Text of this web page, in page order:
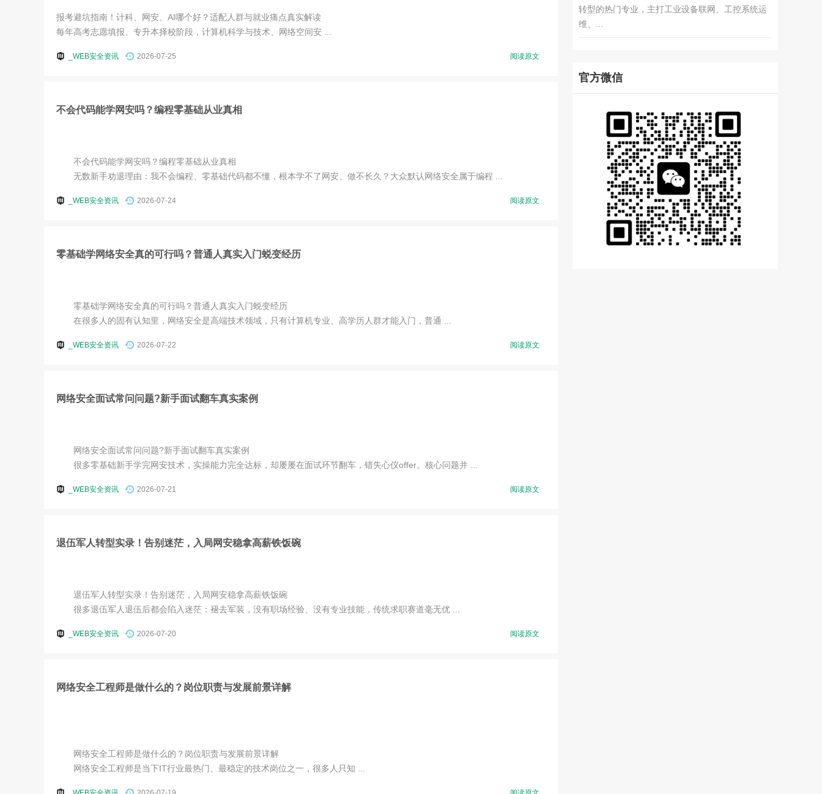
报考避坑指南！计科、网安、AI哪个好？适配人群与就业痛点真实解读
每年高考志愿填报、专升本择校阶段，计算机科学与技术、网络空间安 ...
_WEB安全资讯 2026-07-25 阅读原文
不会代码能学网安吗？编程零基础从业真相
不会代码能学网安吗？编程零基础从业真相
无数新手劝退理由：我不会编程、零基础代码都不懂，根本学不了网安、做不长久？大众默认网络安全属于编程 ...
_WEB安全资讯 2026-07-24 阅读原文
零基础学网络安全真的可行吗？普通人真实入门蜕变经历
零基础学网络安全真的可行吗？普通人真实入门蜕变经历
在很多人的固有认知里，网络安全是高端技术领域，只有计算机专业、高学历人群才能入门，普通 ...
_WEB安全资讯 2026-07-22 阅读原文
网络安全面试常问问题?新手面试翻车真实案例
网络安全面试常问问题?新手面试翻车真实案例
很多零基础新手学完网安技术，实操能力完全达标，却屡屡在面试环节翻车，错失心仪offer。核心问题并 ...
_WEB安全资讯 2026-07-21 阅读原文
退伍军人转型实录！告别迷茫，入局网安稳拿高薪铁饭碗
退伍军人转型实录！告别迷茫，入局网安稳拿高薪铁饭碗
很多退伍军人退伍后都会陷入迷茫：褪去军装，没有职场经验、没有专业技能，传统求职赛道毫无优 ...
_WEB安全资讯 2026-07-20 阅读原文
网络安全工程师是做什么的？岗位职责与发展前景详解
网络安全工程师是做什么的？岗位职责与发展前景详解
网络安全工程师是当下IT行业最热门、最稳定的技术岗位之一，很多人只知 ...
转型的热门专业，主打工业设备联网、工控系统运
维、...
官方微信